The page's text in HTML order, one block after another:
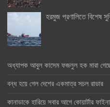
হরমুজ প্রণালিতে বিশেষ
অধ্যাপক আবুল কাসেম ফজলুল হক মারা
বন্ধ হয়ে গেল দেশের একমাত্র সচল রাডার
কানাডাকে হারিয়ে সবার আগে কোয়ার্টার